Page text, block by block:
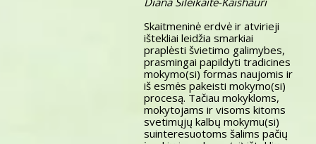
Skaitmeninė erdvė ir atvirieji
ištekliai leidžia smarkiai
praplėsti švietimo galimybes,
prasmingai papildyti tradicines
mokymo(si) formas naujomis ir
iš esmės pakeisti mokymo(si)
procesą. Tačiau mokykloms,
mokytojams ir visoms kitoms
svetimųjų kalbų mokymu(si)
suinteresuotoms šalims pačių